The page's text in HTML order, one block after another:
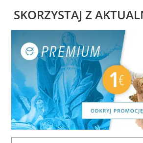
SKORZYSTAJ Z